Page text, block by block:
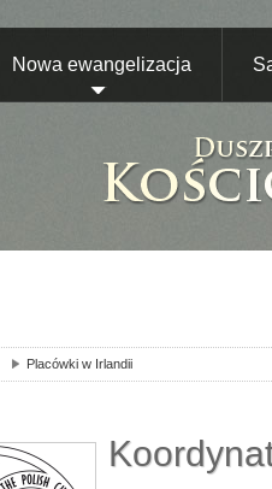
Nowa ewangelizacja
Placówki w Irlandii